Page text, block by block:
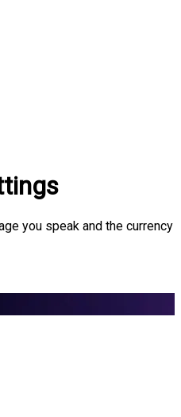
you speak and the currency